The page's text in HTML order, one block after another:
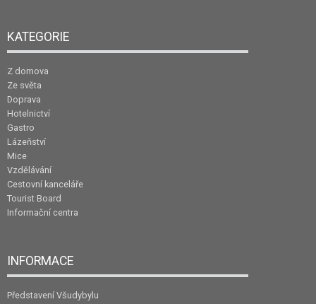
KATEGORIE
Z domova
Ze světa
Doprava
Hotelnictví
Gastro
Lázeňství
Mice
Vzdělávání
Cestovní kanceláře
Tourist Board
Informační centra
INFORMACE
Představení Všudybylu